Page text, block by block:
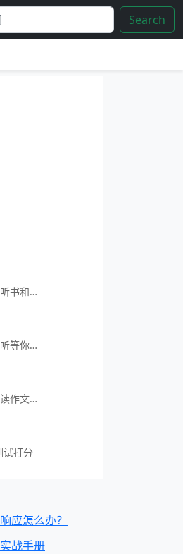
Search
纯爱耽美小说阅读、听书和创作
免费看正版，畅读畅听等你来
初中英语单词听力阅读作文帮手
试打分
应怎么办？
战手册